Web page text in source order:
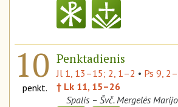
10
penkt.
Penktadienis
Jl 1, 13–15; 2, 1–2 • Ps 9,
† Lk 11, 15–26
Spalis – Švč. Mergelės